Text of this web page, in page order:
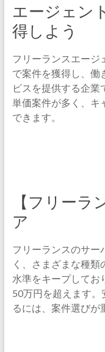
エージェン
得しよう
フリーランスエージ
で案件を獲得し、働
ビスを提供する企業
単価案件が多く、キ
できます。
【フリーラ
ア
フリーランスのサー
く、さまざまな種
水準をキープしてお
50万円を超えます
るには、案件選びが